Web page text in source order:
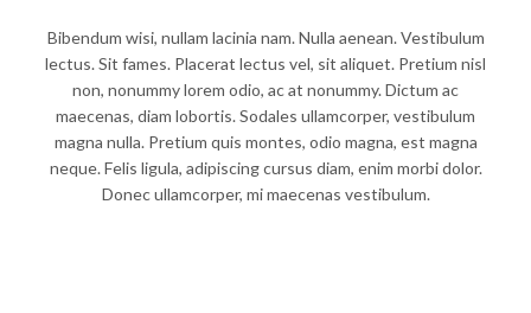
Bibendum wisi, nullam lacinia nam. Nulla aenean. Vestibulum
lectus. Sit fames. Placerat lectus vel, sit aliquet. Pretium nisl
non, nonummy lorem odio, ac at nonummy. Dictum ac
maecenas, diam lobortis. Sodales ullamcorper, vestibulum
magna nulla. Pretium quis montes, odio magna, est magna
neque. Felis ligula, adipiscing cursus diam, enim morbi dolor.
Donec ullamcorper, mi maecenas vestibulum.